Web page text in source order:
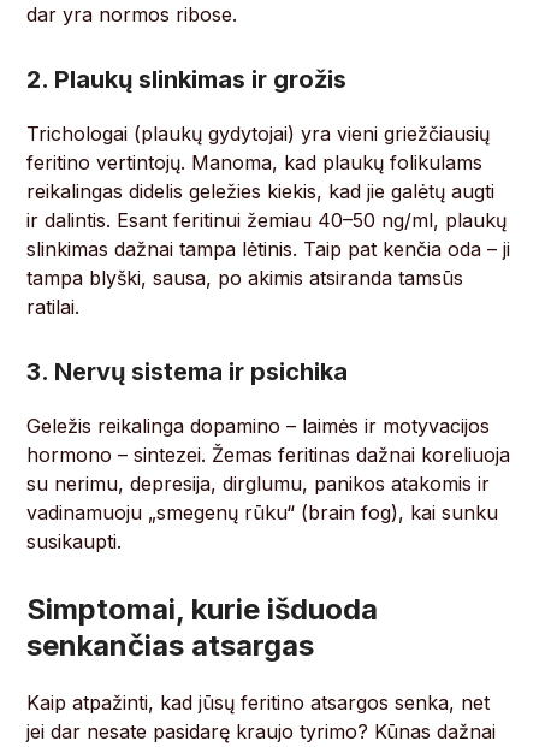
dar yra normos ribose.
2. Plaukų slinkimas ir grožis
Trichologai (plaukų gydytojai) yra vieni griežčiausių
feritino vertintojų. Manoma, kad plaukų folikulams
reikalingas didelis geležies kiekis, kad jie galėtų augti
ir dalintis. Esant feritinui žemiau 40–50 ng/ml, plaukų
slinkimas dažnai tampa lėtinis. Taip pat kenčia oda – ji
tampa blyški, sausa, po akimis atsiranda tamsūs
ratilai.
3. Nervų sistema ir psichika
Geležis reikalinga dopamino – laimės ir motyvacijos
hormono – sintezei. Žemas feritinas dažnai koreliuoja
su nerimu, depresija, dirglumu, panikos atakomis ir
vadinamuoju „smegenų rūku“ (brain fog), kai sunku
susikaupti.
Simptomai, kurie išduoda
senkančias atsargas
Kaip atpažinti, kad jūsų feritino atsargos senka, net
jei dar nesate pasidarę kraujo tyrimo? Kūnas dažnai